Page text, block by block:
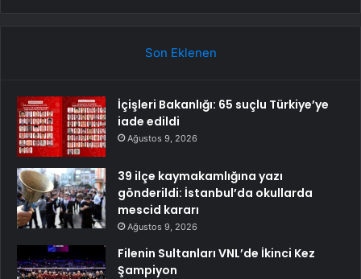
Son Eklenen
İçişleri Bakanlığı: 65 suçlu Türkiye’ye
iade edildi
Ağustos 9, 2026
39 ilçe kaymakamlığına yazı
gönderildi: İstanbul’da okullarda
mescid kararı
Ağustos 9, 2026
Filenin Sultanları VNL’de İkinci Kez
Şampiyon